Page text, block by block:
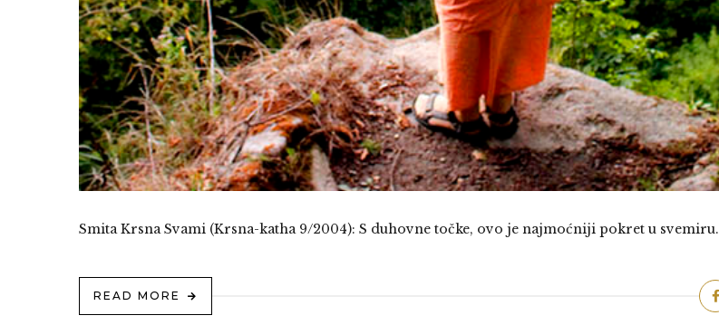
Smita Krsna Svami (Krsna-katha 9/2004): S duhovne točke, ovo je najmoćniji pokret u svemiru.
READ MORE